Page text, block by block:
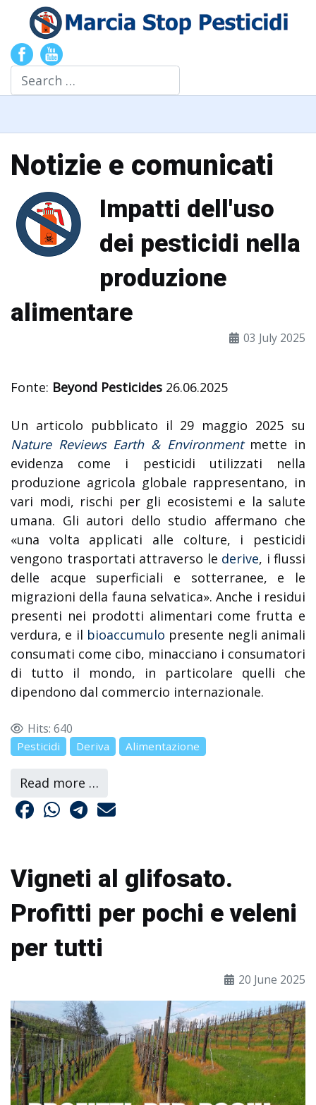
Search
Notizie e comunicati
Impatti dell'uso
dei pesticidi nella
produzione
alimentare
03 July 2025
Fonte: Beyond Pesticides 26.06.2025
Un articolo pubblicato il 29 maggio 2025 su
Nature Reviews Earth & Environmentmette in
evidenza come i pesticidi utilizzati nella
produzione agricola globale rappresentano, in
vari modi, rischi per gli ecosistemi e la salute
umana. Gli autori dello studio affermano che
«una volta applicati alle colture, i pesticidi
vengono trasportati attraverso le derive, i flussi
delle acque superficiali e sotterranee, e le
migrazioni della fauna selvatica». Anche i residui
presenti nei prodotti alimentari come frutta e
verdura, e il bioaccumulo presente negli animali
consumati come cibo, minacciano i consumatori
di tutto il mondo, in particolare quelli che
dipendono dal commercio internazionale.
Hits: 640
Pesticidi Deriva Alimentazione
Read more …
Vigneti al glifosato.
Profitti per pochi e veleni
per tutti
20 June 2025